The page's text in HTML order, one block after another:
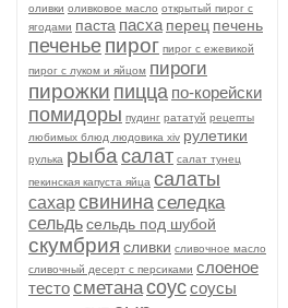
оливки оливковое масло открытый пирог с
ягодами паста пасха перец печень
печенье пирог пирог с ежевикой
пирог с луком и яйцом пироги
пирожки пицца по-корейски
помидоры пудинг рататуй рецепты
любимых блюд людовика xiv рулетики
рулька рыба салат салат тунец
пекинская капуста яйца салаты
сахарсвининаселедка
сельдьсельдь под шубой
скумбрия сливки сливочное масло
сливочный десерт с персиками слоеное
тестосметанасоуссоусы